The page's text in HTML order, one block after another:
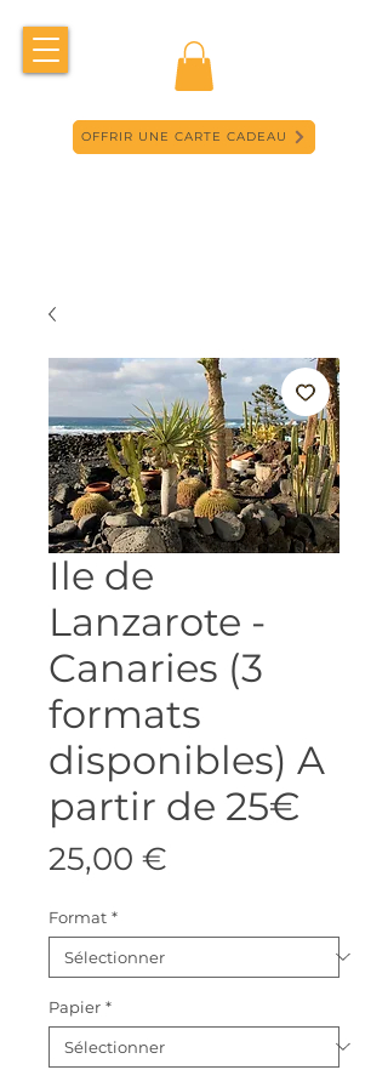
OFFRIR UNE CARTE CADEAU
Ile de
Lanzarote -
Canaries (3
formats
disponibles) A
partir de 25€
25,00 €
Format *
Papier *